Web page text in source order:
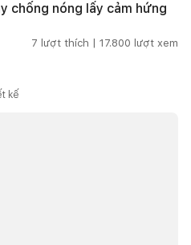
chống nóng lấy cảm hứng
7 lượt thích | 17.800 lượt xem
kế